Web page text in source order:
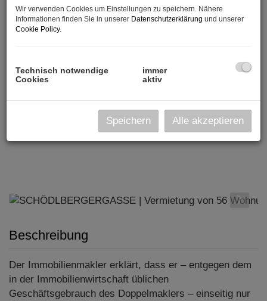
Beschreibung
Der Immobilienmakler erklärt, dass er – entgegen dem
in der Immobilienwirtschaft üblichen
Geschäftsgebrauch des Doppelmaklers – einseitig nur
Wir verwenden Cookies um Einstellungen zu speichern. Nähere
Informationen finden Sie in unserer Datenschutzerklärung und unserer
Cookie Policy.
Technisch notwendige
Cookies
immer
aktiv
Speichern Alle akzeptieren